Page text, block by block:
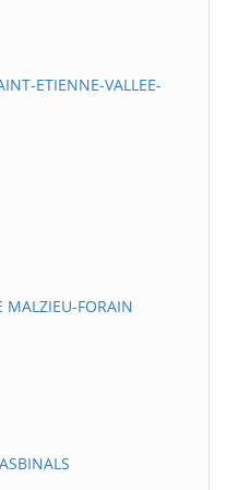
ETIENNE-VALLEE-
FORAIN